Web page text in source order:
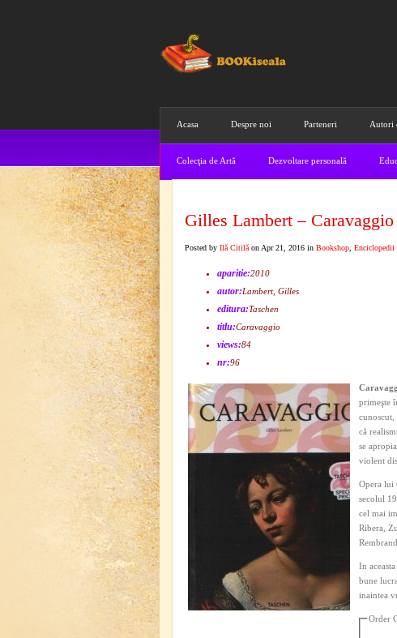
Acasa Despre noi Parteneri Autori
Colecţia de Artă Dezvoltare personală
Gilles Lambert – Caravaggio
Posted by Ilă Citilă on Apr 21, 2016 in Bookshop Enciclopedii
aparitie:2010
autor:Lambert, Gilles
editura:Taschen
titlu:Caravaggio
views:84
nr:96
primeşte
cunoscut,
că
se
violent
Opera lui
secolul
cel mai
Ribera,
In
bune
inaintea
Order